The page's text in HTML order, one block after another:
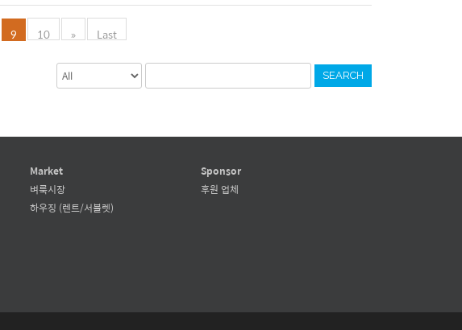
9 10 » Last
SEARCH
Market
벼룩시장
하우징 (렌트/서블렛)
Sponsor
후원 업체